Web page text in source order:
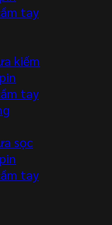
tay
kiếm
tay
sọc
tay